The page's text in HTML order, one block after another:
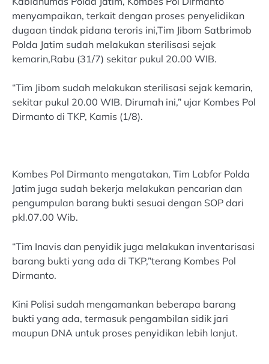
menyampaikan, terkait dengan proses penyelidikan
dugaan tindak pidana teroris ini,Tim Jibom Satbrimob
Polda Jatim sudah melakukan sterilisasi sejak
kemarin,Rabu (31/7) sekitar pukul 20.00 WIB.
“Tim Jibom sudah melakukan sterilisasi sejak kemarin,
sekitar pukul 20.00 WIB. Dirumah ini,” ujar Kombes Pol
Dirmanto di TKP, Kamis (1/8).
Kombes Pol Dirmanto mengatakan, Tim Labfor Polda
Jatim juga sudah bekerja melakukan pencarian dan
pengumpulan barang bukti sesuai dengan SOP dari
pkl.07.00 Wib.
“Tim Inavis dan penyidik juga melakukan inventarisasi
barang bukti yang ada di TKP,”terang Kombes Pol
Dirmanto.
Kini Polisi sudah mengamankan beberapa barang
bukti yang ada, termasuk pengambilan sidik jari
maupun DNA untuk proses penyidikan lebih lanjut.